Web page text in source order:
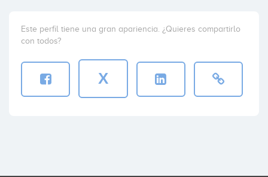
Este perfil tiene una gran apariencia. ¿Quieres compartirlo
con todos?
X